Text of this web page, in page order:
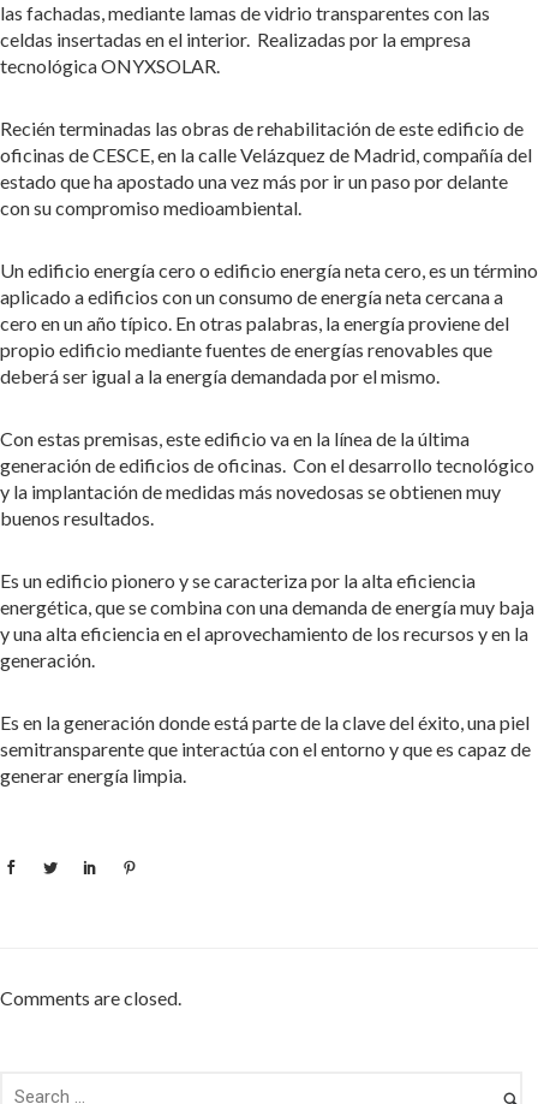
las fachadas, mediante lamas de vidrio transparentes con las
celdas insertadas en el interior. Realizadas por la empresa
tecnológica ONYXSOLAR.
Recién terminadas las obras de rehabilitación de este edificio de
oficinas de CESCE, en la calle Velázquez de Madrid, compañía del
estado que ha apostado una vez más por ir un paso por delante
con su compromiso medioambiental.
Un edificio energía cero o edificio energía neta cero, es un término
aplicado a edificios con un consumo de energía neta cercana a
cero en un año típico. En otras palabras, la energía proviene del
propio edificio mediante fuentes de energías renovables que
deberá ser igual a la energía demandada por el mismo.
Con estas premisas, este edificio va en la línea de la última
generación de edificios de oficinas. Con el desarrollo tecnológico
y la implantación de medidas más novedosas se obtienen muy
buenos resultados.
Es un edificio pionero y se caracteriza por la alta eficiencia
energética, que se combina con una demanda de energía muy baja
y una alta eficiencia en el aprovechamiento de los recursos y en la
generación.
Es en la generación donde está parte de la clave del éxito, una piel
semitransparente que interactúa con el entorno y que es capaz de
generar energía limpia.
Comments are closed.